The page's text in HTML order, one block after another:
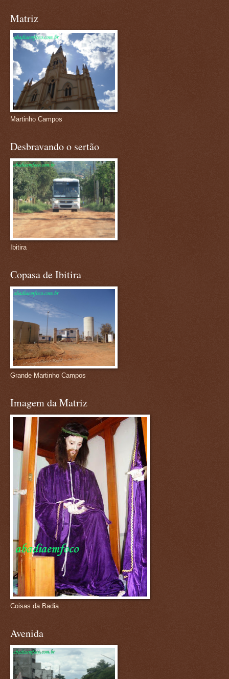
Matriz
Martinho Campos
Desbravando o sertão
Ibitira
Copasa de Ibitira
Grande Martinho Campos
Imagem da Matriz
Coisas da Badia
Avenida